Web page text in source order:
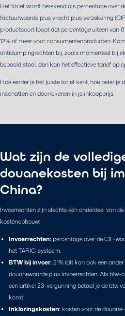
Het tarief wordt berekend als percentage over
factuurwaarde plus vracht plus verzekering
productsoort loopt dat percentage uiteen van
12% of meer voor consumentenproducten.
antidumpingrechten bij, zoals momenteel bij
bepaald staal, dan kan het effectieve tarief
Hoe eerder je het juiste tarief kent, hoe beter
inschatten en doorrekenen in je inkoopprijs.
Wat zijn de
douanekosten bij
China?
Invoerrechten zijn slechts één onderdeel van
kostenopbouw:
Invoerrechten: percentage over de CIF-
het TARIC-systeem.
BTW bij invoer:21% (dit kan ook een
douanewaarde plus invoerrechten. Als btw-
een artikel 23-vergunning betaal je de btw
komt.
Inklaringskosten: kosten voor de